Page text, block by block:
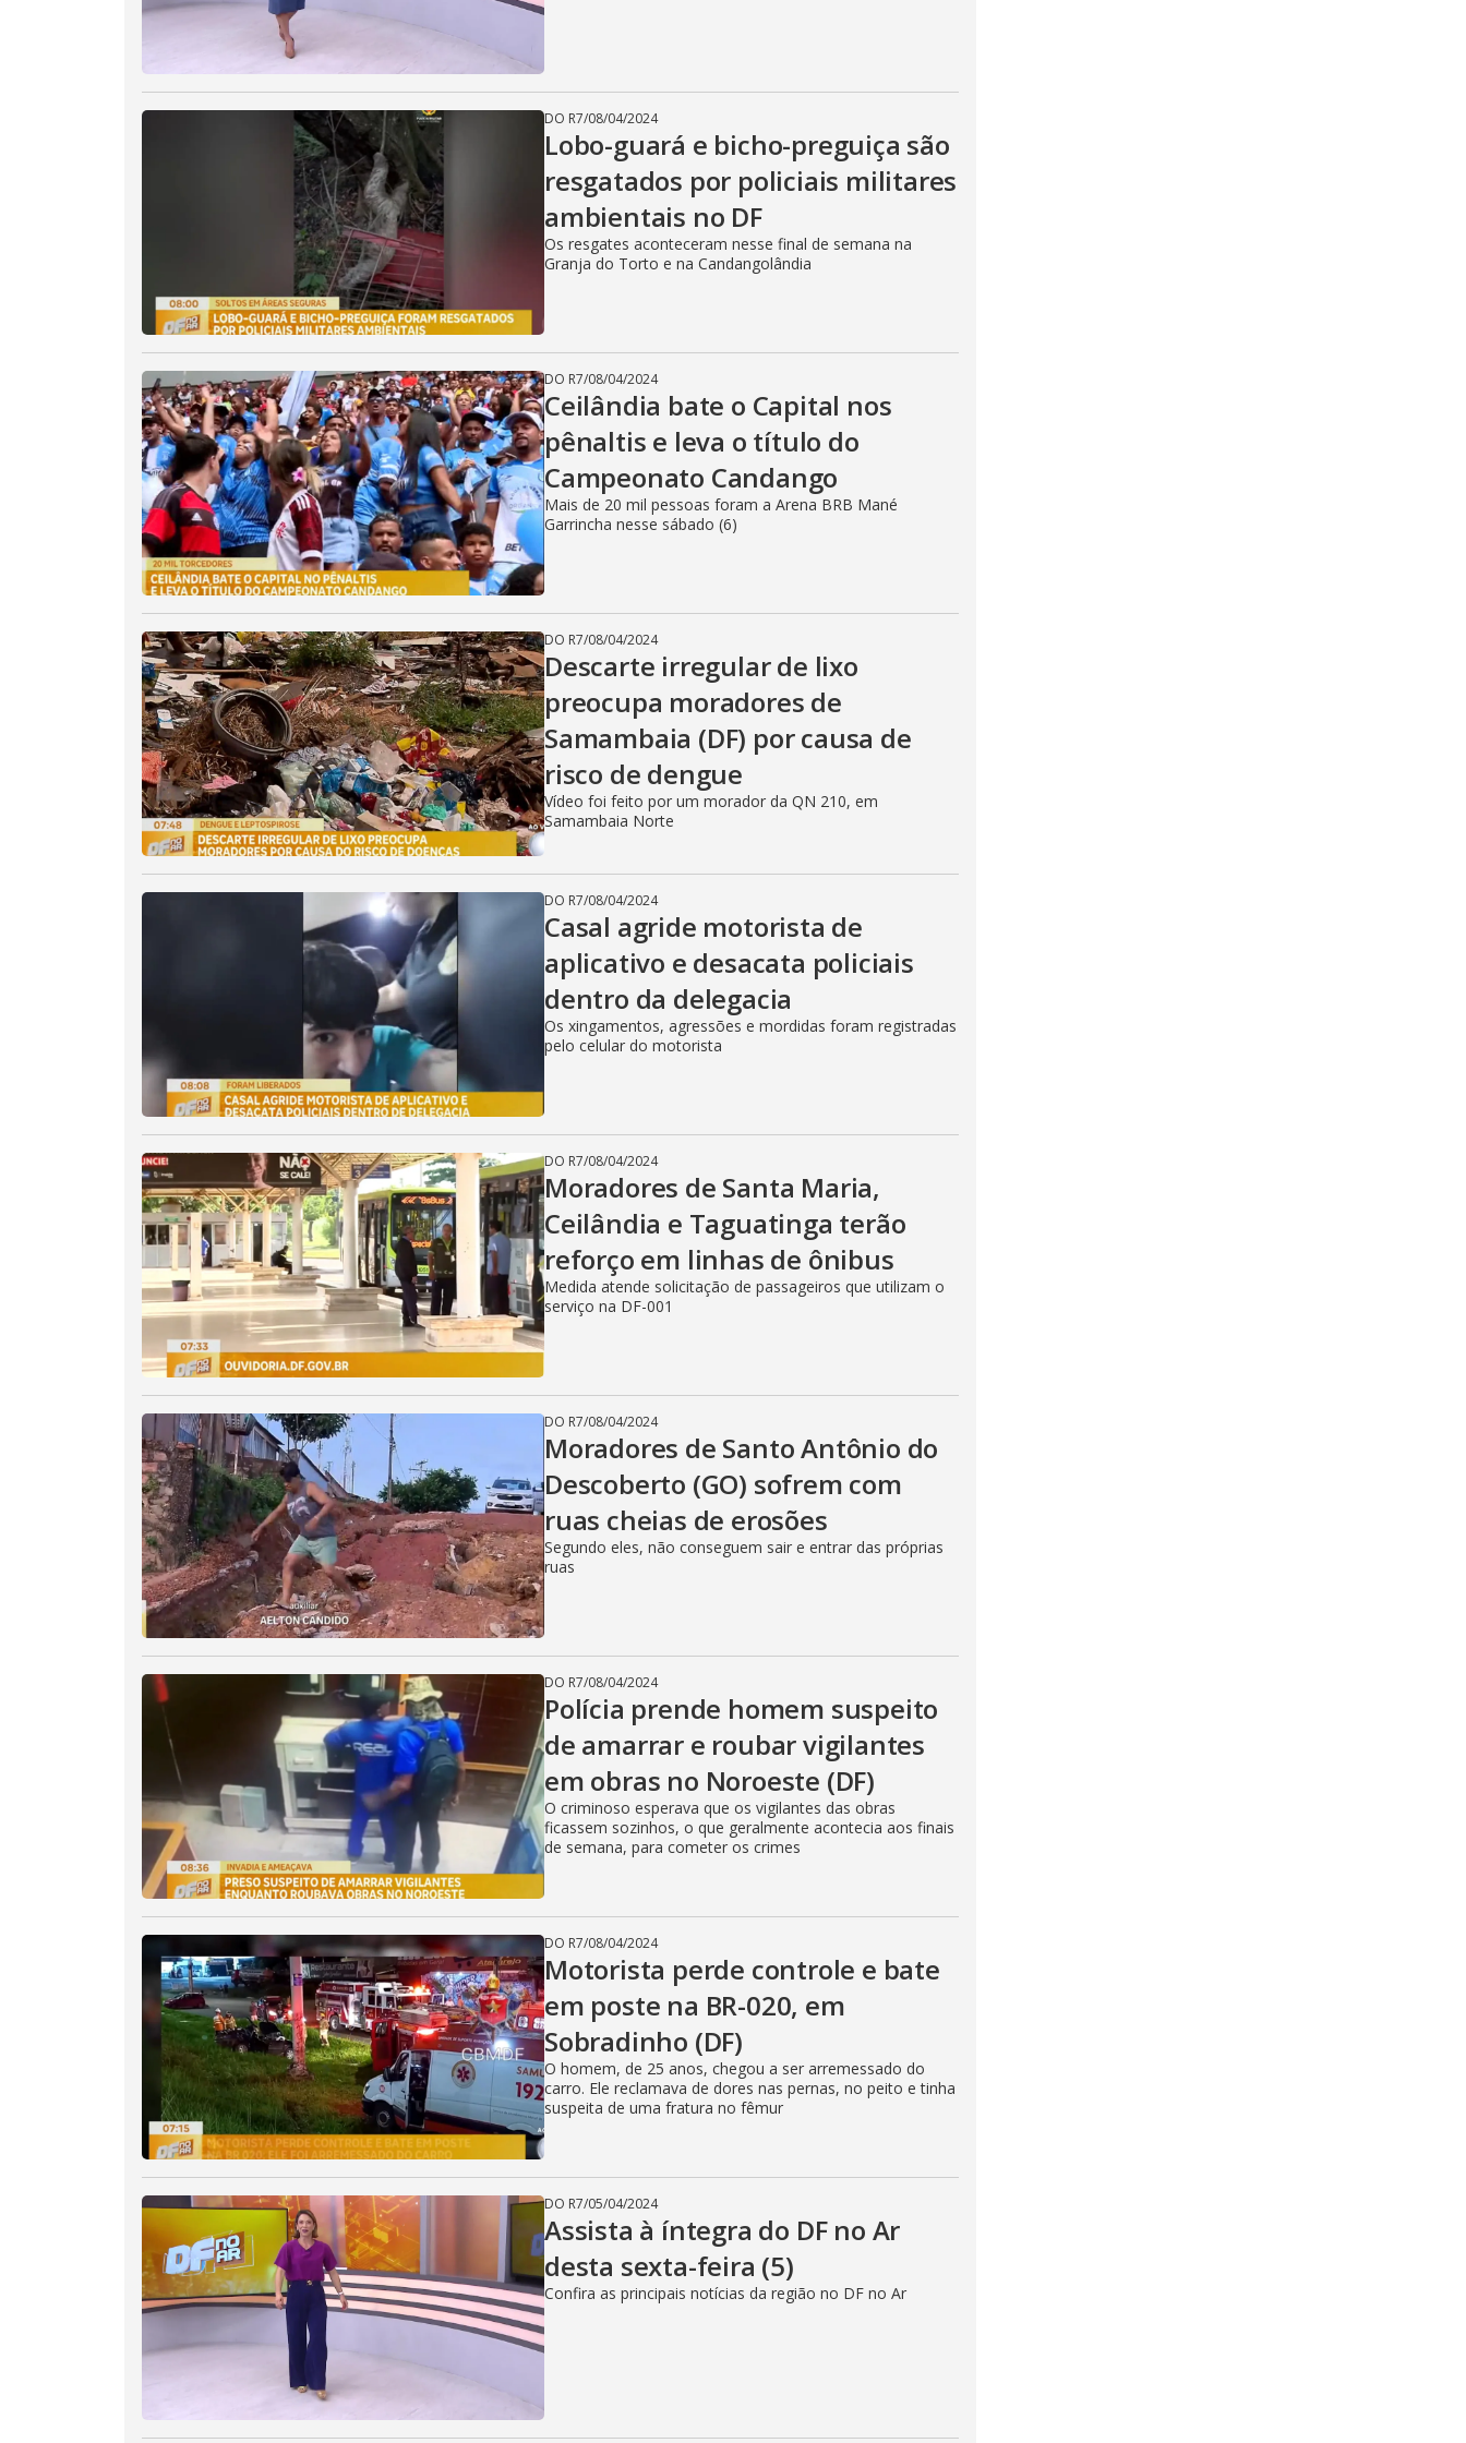
i
d
e
o
DO R7/08/04/2024
Lobo-guará e bicho-preguiça são
resgatados por policiais militares
ambientais no DF
Os resgates aconteceram nesse final de semana na
Granja do Torto e na Candangolândia
DO R7/08/04/2024
Ceilândia bate o Capital nos
pênaltis e leva o título do
Campeonato Candango
Mais de 20 mil pessoas foram a Arena BRB Mané
Garrincha nesse sábado (6)
DO R7/08/04/2024
Descarte irregular de lixo
preocupa moradores de
Samambaia (DF) por causa de
risco de dengue
Vídeo foi feito por um morador da QN 210, em
Samambaia Norte
DO R7/08/04/2024
Casal agride motorista de
aplicativo e desacata policiais
dentro da delegacia
Os xingamentos, agressões e mordidas foram registradas
pelo celular do motorista
DO R7/08/04/2024
Moradores de Santa Maria,
Ceilândia e Taguatinga terão
reforço em linhas de ônibus
Medida atende solicitação de passageiros que utilizam o
serviço na DF-001
DO R7/08/04/2024
Moradores de Santo Antônio do
Descoberto (GO) sofrem com
ruas cheias de erosões
Segundo eles, não conseguem sair e entrar das próprias
ruas
DO R7/08/04/2024
Polícia prende homem suspeito
de amarrar e roubar vigilantes
em obras no Noroeste (DF)
O criminoso esperava que os vigilantes das obras
ficassem sozinhos, o que geralmente acontecia aos finais
de semana, para cometer os crimes
DO R7/08/04/2024
Motorista perde controle e bate
em poste na BR-020, em
Sobradinho (DF)
O homem, de 25 anos, chegou a ser arremessado do
carro. Ele reclamava de dores nas pernas, no peito e tinha
suspeita de uma fratura no fêmur
DO R7/05/04/2024
Assista à íntegra do DF no Ar
desta sexta-feira (5)
Confira as principais notícias da região no DF no Ar